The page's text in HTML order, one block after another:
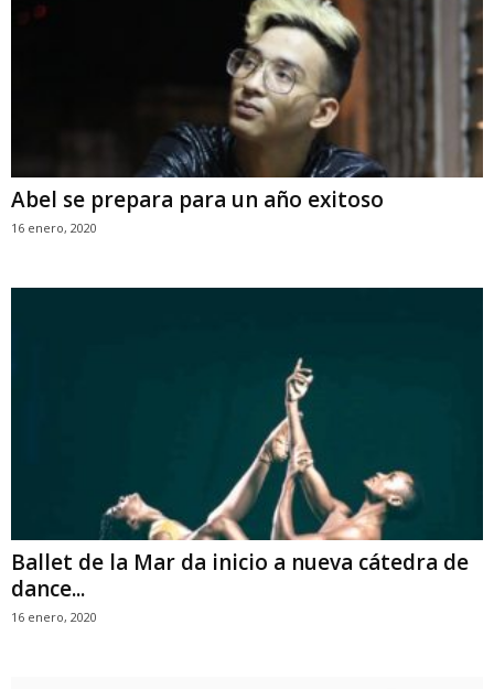
Abel se prepara para un año exitoso
16 enero, 2020
Ballet de la Mar da inicio a nueva cátedra de
dance...
16 enero, 2020